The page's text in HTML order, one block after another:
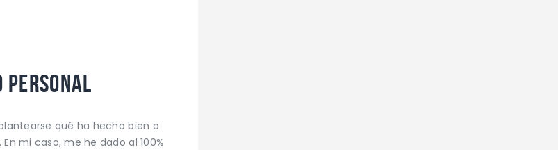
personal
qué ha hecho bien o
mi caso, me he dado al 100%